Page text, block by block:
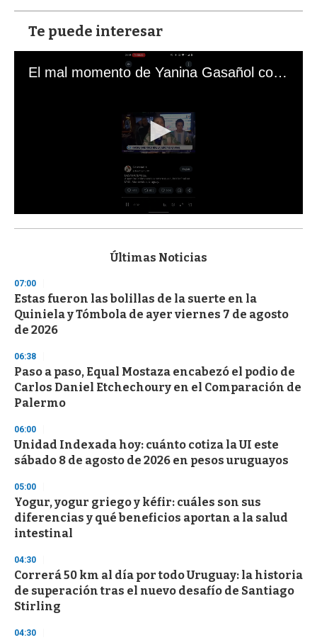
Te puede interesar
El mal momento de Yanina Gasañol con un hincha argentino en "Subrayado"
s
d
s
o
f
3
s
e
c
o
n
Últimas Noticias
07:00
Estas fueron las bolillas de la suerte en la
Quiniela y Tómbola de ayer viernes 7 de agosto
de 2026
06:38
Paso a paso, Equal Mostaza encabezó el podio de
Carlos Daniel Etchechoury en el Comparación de
Palermo
06:00
Unidad Indexada hoy: cuánto cotiza la UI este
sábado 8 de agosto de 2026 en pesos uruguayos
05:00
Yogur, yogur griego y kéfir: cuáles son sus
diferencias y qué beneficios aportan a la salud
intestinal
04:30
Correrá 50 km al día por todo Uruguay: la historia
de superación tras el nuevo desafío de Santiago
Stirling
04:30